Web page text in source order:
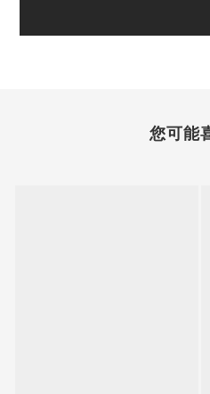
您可能